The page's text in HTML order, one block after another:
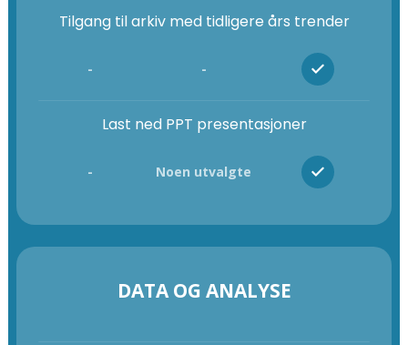
Tilgang til arkiv med tidligere års trender
- -
Last ned PPT presentasjoner
- Noen utvalgte
DATA OG ANALYSE